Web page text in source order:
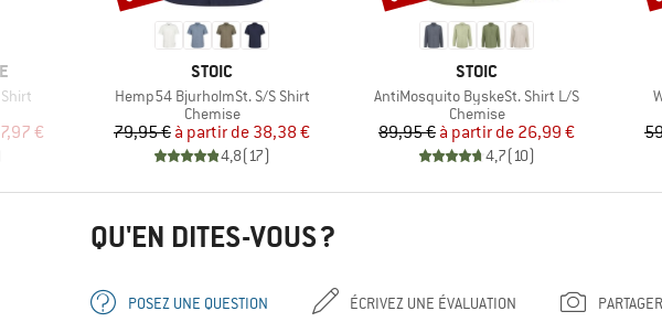
€
MARQUE
STOIC
Article
Hemp54 BjurholmSt. S/S Shirt
Product group
Chemise
Prix
79,95 € Prix réduit
à partir de 38,38 €
4,8(17)
MARQUE
STOIC
Article
AntiMosquito ByskeSt. Shirt L/S
Product group
Chemise
Prix
89,95 € Prix réduit
à partir de 26,99 €
4,7(10)
QU'EN DITES-VOUS ?
POSEZ UNE QUESTION ÉCRIVEZ UNE ÉVALUATION